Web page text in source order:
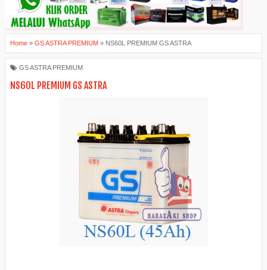
Home » GS ASTRA PREMIUM » NS60L PREMIUM GS ASTRA
GS ASTRA PREMIUM
NS60L PREMIUM GS ASTRA